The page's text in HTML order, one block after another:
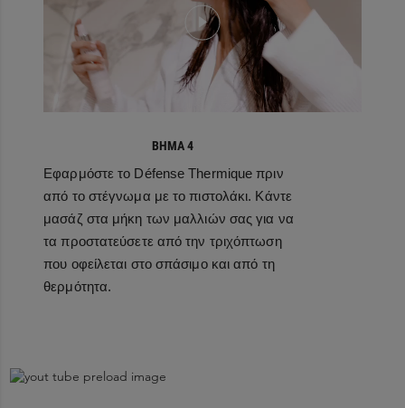
ΒΗΜΑ 4
Εφαρμόστε το Défense Thermique πριν
από το στέγνωμα με το πιστολάκι. Κάντε
μασάζ στα μήκη των μαλλιών σας για να
τα προστατεύσετε από την τριχόπτωση
που οφείλεται στο σπάσιμο και από τη
θερμότητα.